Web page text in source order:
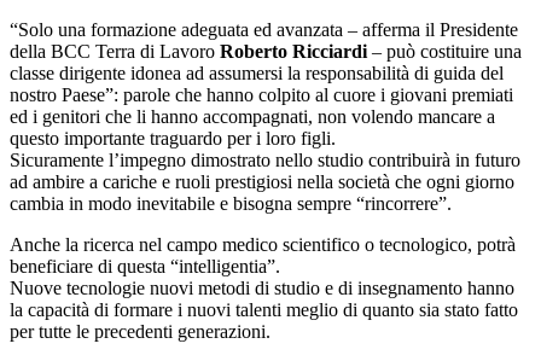
“Solo una formazione adeguata ed avanzata – afferma il Presidente
della BCC Terra di Lavoro Roberto Ricciardi – può costituire una
classe dirigente idonea ad assumersi la responsabilità di guida del
nostro Paese”: parole che hanno colpito al cuore i giovani premiati
ed i genitori che li hanno accompagnati, non volendo mancare a
questo importante traguardo per i loro figli.
Sicuramente l’impegno dimostrato nello studio contribuirà in futuro
ad ambire a cariche e ruoli prestigiosi nella società che ogni giorno
cambia in modo inevitabile e bisogna sempre “rincorrere”.
Anche la ricerca nel campo medico scientifico o tecnologico, potrà
beneficiare di questa “intelligentia”.
Nuove tecnologie nuovi metodi di studio e di insegnamento hanno
la capacità di formare i nuovi talenti meglio di quanto sia stato fatto
per tutte le precedenti generazioni.